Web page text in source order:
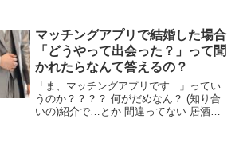
いうアプリというか出会い系というか使
ってるの？
マッチングアプリで結婚した場合
「どうやって出会った？」って聞
かれたらなんて答えるの？
「ま、マッチングアプリです...」ってい
うのか？？？？ 何がだめなん？ (知り合
いの)紹介で…とか 間違ってない 居酒屋